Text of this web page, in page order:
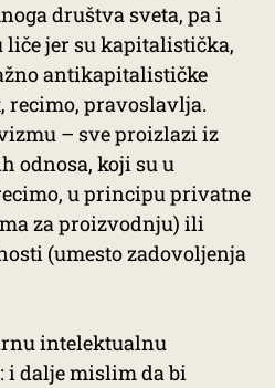
društva sveta, pa i
liče jer su kapitalistička,
antikapitalističke
recimo, pravoslavlja.
– sve proizlazi iz
odnosa, koji su u
u principu privatne
za proizvodnju) ili
(umesto zadovoljenja
intelektualnu
dalje mislim da bi